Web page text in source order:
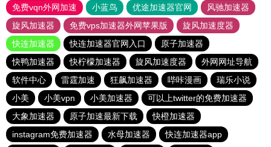
免费vqn外网加速
小蓝鸟 优途加速器官网
风驰加速器
旋风加速器
免费vps加速器外网苹果版
旋风加速度器
快连加速器
快连加速器官网入口
原子加速器
快鸭加速器
快柠檬加速器 旋风加速度器
外网网址导航
软件中心
雷霆加速 狂飙加速器 哔咔漫画
瑞乐小说
小美
小美vpn 小美加速器
可以上twitter的免费加速器
大象加速器
原子加速最新下载
快橙加速器
instagram免费加速器
水母加速器
快连加速器app